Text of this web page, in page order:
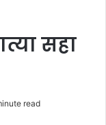
सहा
read